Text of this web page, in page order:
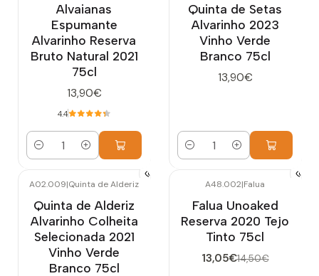
Alvaianas
Espumante
Alvarinho Reserva
Bruto Natural 2021
75cl
13,90€
4.4
Quantidade
Quinta de Setas
Alvarinho 2023
Vinho Verde
Branco 75cl
13,90€
Quantidade
A02.009|Quinta de Alderiz
Quinta de Alderiz
Alvarinho Colheita
Selecionada 2021
Vinho Verde
Branco 75cl
Esgotado
A48.002|Falua
Falua Unoaked
Reserva 2020 Tejo
Tinto 75cl
13,05€14,50€